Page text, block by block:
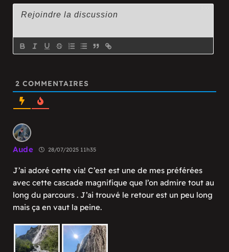
2 COMMENTAIRES
Aude 28/07/2025 11h35
J’ai adoré cette via! C’est est une de mes préférées
avec cette cascade magnifique que l’on admire tout au
long du parcours . J’ai trouvé le retour est un peu long
mais ça en vaut la peine.